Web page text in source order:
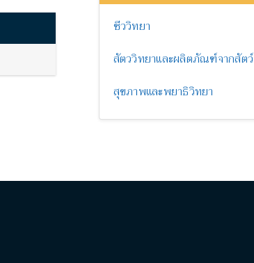
ชีววิทยา
สัตววิทยาและผลิตภัณฑ์จากสัตว์
สุขภาพและพยาธิวิทยา